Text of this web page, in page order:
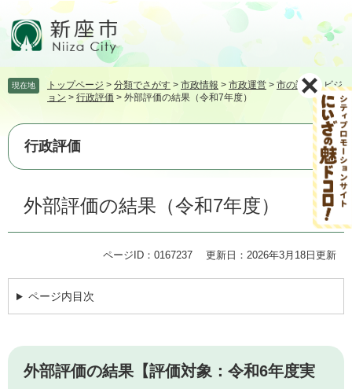
頭
す。
飛
て
本
現在地 トップページ > 分類でさがす > 市政情報 > 市政運営 > 市の計画・ビジ
ョン > 行政評価 > 外部評価の結果（令和7年度）
行政評価
外部評価の結果（令和7年度）
ページID：0167237 更新日：2026年3月18日更新
ページ内目次
外部評価の結果【評価対象：令和6年度実